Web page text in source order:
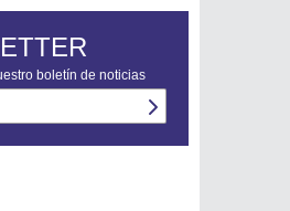
boletín de noticias